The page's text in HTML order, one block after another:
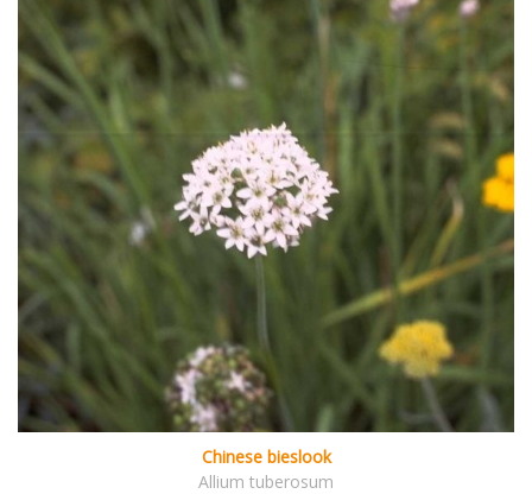
Chinese bieslook
Allium tuberosum